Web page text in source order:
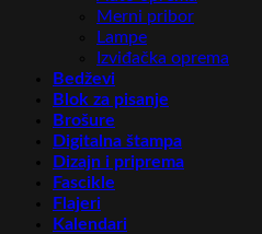
Merni pribor
Lampe
Izviđačka oprema
Bedževi
Blok za pisanje
Brošure
Digitalna štampa
Dizajn i priprema
Fascikle
Flajeri
Kalendari